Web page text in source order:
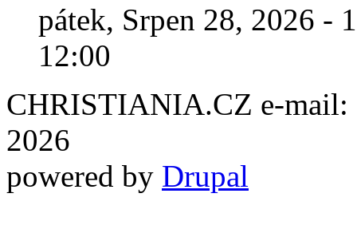
pátek, Srpen 28, 2026 -
12:00
CHRISTIANIA.CZ e-mail:
2026
powered by Drupal